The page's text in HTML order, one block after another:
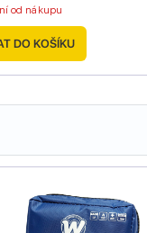
od nákupu
DO KOŠÍKU